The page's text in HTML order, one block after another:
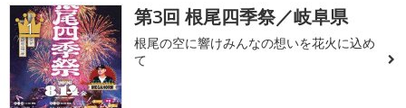
1 第3回 根尾四季祭／岐阜県
根尾の空に響けみんなの想いを花火に込め
て